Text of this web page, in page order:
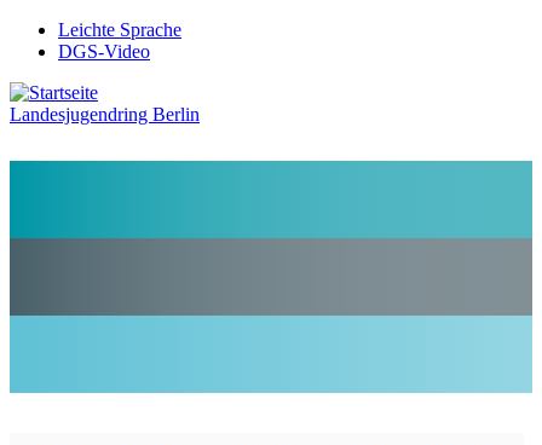
Direkt
zum
Preheader
Menü
Leichte Sprache
DGS-Video
Landesjugendring Berlin